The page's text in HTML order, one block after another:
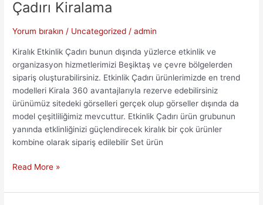
Çadırı Kiralama
Yorum bırakın / Uncategorized /admin
Kiralık Etkinlik Çadırı bunun dışında yüzlerce etkinlik ve
organizasyon hizmetlerimizi Beşiktaş ve çevre bölgelerden
sipariş oluşturabilirsiniz. Etkinlik Çadırı ürünlerimizde en trend
modelleri Kirala 360 avantajlarıyla rezerve edebilirsiniz
ürünümüz sitedeki görselleri gerçek olup görseller dışında da
model çeşitliliğimiz mevcuttur. Etkinlik Çadırı ürün grubunun
yanında etklinliğinizi güçlendirecek kiralık bir çok ürünler
kombine olarak sipariş edilebilir Set ürün
Uygun
Beşiktaş
Read More »